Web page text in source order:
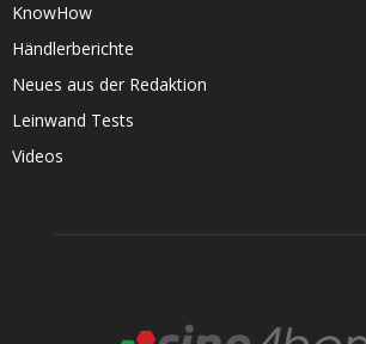
KnowHow
Händlerberichte
Neues aus der Redaktion
Leinwand Tests
Videos